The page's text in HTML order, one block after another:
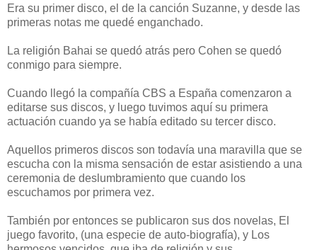
Era su primer disco, el de la canción Suzanne, y desde las
primeras notas me quedé enganchado.
La religión Bahai se quedó atrás pero Cohen se quedó
conmigo para siempre.
Cuando llegó la compañía CBS a España comenzaron a
editarse sus discos, y luego tuvimos aquí su primera
actuación cuando ya se había editado su tercer disco.
Aquellos primeros discos son todavía una maravilla que se
escucha con la misma sensación de estar asistiendo a una
ceremonia de deslumbramiento que cuando los
escuchamos por primera vez.
También por entonces se publicaron sus dos novelas, El
juego favorito, (una especie de auto-biografía), y Los